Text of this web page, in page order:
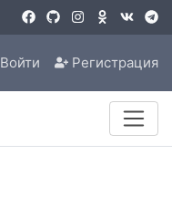
Войти Регистрация